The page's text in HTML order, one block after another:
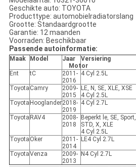
Geschikte auto: TOYOTA
Producttype: automobielradiatorslang
Grootte: Standaardgrootte
Garantie: 12 maanden
Voorraden: Beschikbaar
Passende autoinformatie:
Maak Model Jaar
Versiering
Motor
Ent
tC
2011-
2016
4 Cyl 2.5L
Toyota Camry
2009-
2015
LE, N, SE, XLE, XSE
4 Cyl 2.5L
Toyota Hooglander2018-
2019
4 Cyl 2.7L
Toyota RAV4
2008-
2018
Beperkt le, SE, Sport,
STD, X, XLE
4 Cyl 2.5L
Toyota Oker
2011-
2014
LE4 Cyl 2.7L
ToyotaVenza
2009-
2013
N4 Cyl 2.7L